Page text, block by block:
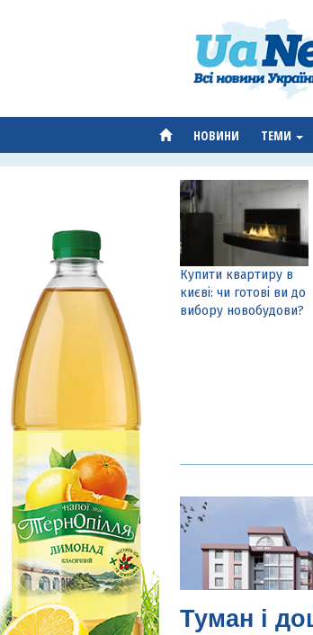
НОВИНИ ТЕМИ
Купити квартиру в
києві: чи готові ви до
вибору новобудови?
Туман і